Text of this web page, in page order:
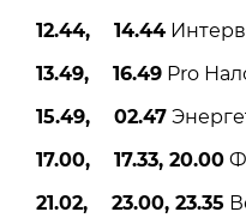
12.44, 14.44
13.49, 16.49 Pro
15.49, 02.47
17.00, 17.33, 20.00
21.02, 23.00, 23.35